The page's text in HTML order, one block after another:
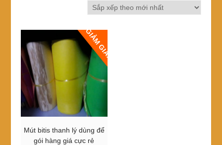
GIẢM GIÁ!
Mút bitis thanh lý dùng để
gói hàng giá cực rẻ